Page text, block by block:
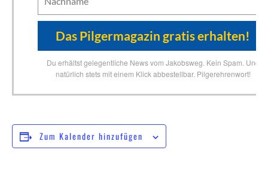
Du erhältst gelegentliche News vom Jakobsweg. Kein Spam. Und
natürlich stets mit einem Klick abbestellbar. Pilgerehrenwort!
Zum Kalender hinzufügen